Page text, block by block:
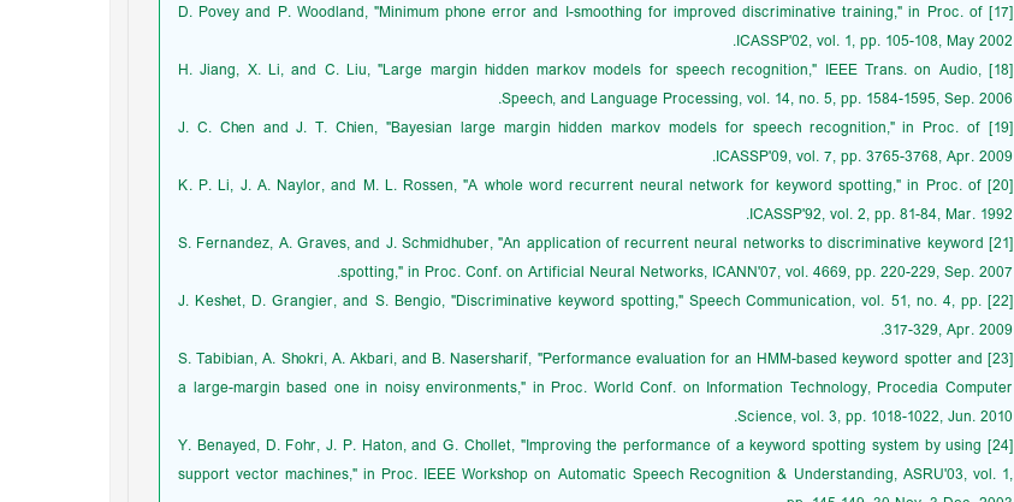
[17] D. Povey and P. Woodland, "Minimum phone error and I-smoothing for improved discriminative training," in Proc. of
ICASSP'02, vol. 1, pp. 105-108, May 2002.
[18] H. Jiang, X. Li, and C. Liu, "Large margin hidden markov models for speech recognition," IEEE Trans. on Audio,
Speech, and Language Processing, vol. 14, no. 5, pp. 1584-1595, Sep. 2006.
[19] J. C. Chen and J. T. Chien, "Bayesian large margin hidden markov models for speech recognition," in Proc. of
ICASSP'09, vol. 7, pp. 3765-3768, Apr. 2009.
[20] K. P. Li, J. A. Naylor, and M. L. Rossen, "A whole word recurrent neural network for keyword spotting," in Proc. of
ICASSP'92, vol. 2, pp. 81-84, Mar. 1992.
[21] S. Fernandez, A. Graves, and J. Schmidhuber, "An application of recurrent neural networks to discriminative keyword
spotting," in Proc. Conf. on Artificial Neural Networks, ICANN'07, vol. 4669, pp. 220-229, Sep. 2007.
[22] J. Keshet, D. Grangier, and S. Bengio, "Discriminative keyword spotting," Speech Communication, vol. 51, no. 4, pp.
317-329, Apr. 2009.
[23] S. Tabibian, A. Shokri, A. Akbari, and B. Nasersharif, "Performance evaluation for an HMM-based keyword spotter and
a large-margin based one in noisy environments," in Proc. World Conf. on Information Technology, Procedia Computer
Science, vol. 3, pp. 1018-1022, Jun. 2010.
[24] Y. Benayed, D. Fohr, J. P. Haton, and G. Chollet, "Improving the performance of a keyword spotting system by using
support vector machines," in Proc. IEEE Workshop on Automatic Speech Recognition & Understanding, ASRU'03, vol. 1,